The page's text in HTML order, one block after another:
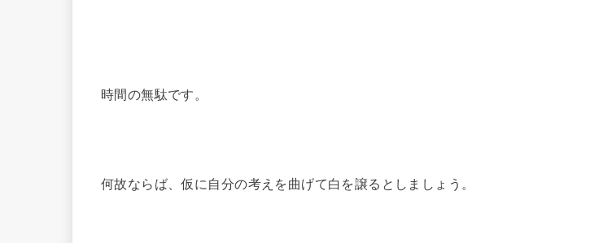
時間の無駄です。
何故ならば、仮に自分の考えを曲げて白を譲るとしましょう。